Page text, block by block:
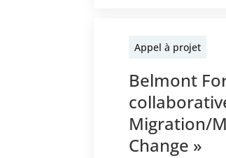
Appel à projet
Belmont
Migration/
Change »